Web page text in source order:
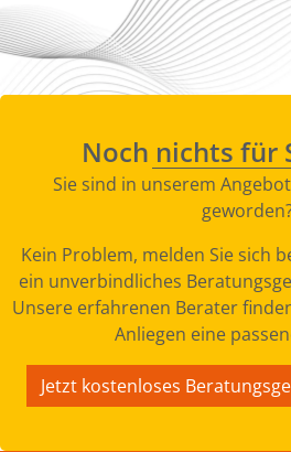
Noch nichts für
Sie sind in unserem
Kein Problem, melden Sie sich
ein unverbindliches
Unsere erfahrenen Berater
Anliegen eine
Jetzt kostenloses